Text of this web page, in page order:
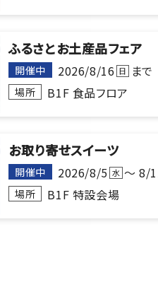
ふるさとお土産品フェア
開催中 2026/8/16 日 まで
場所 B1F 食品フロア
お取り寄せスイーツ
開催中 2026/8/5 水 ～ 8/
場所 B1F 特設会場